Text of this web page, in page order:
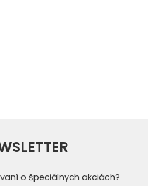
o špeciálnych akciách?